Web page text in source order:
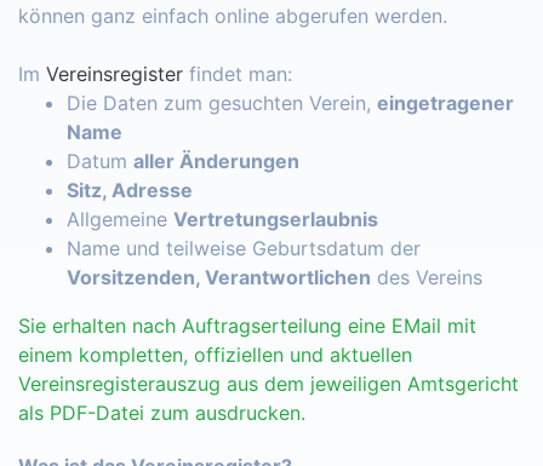
können ganz einfach online abgerufen werden.
Im Vereinsregister findet man:
Die Daten zum gesuchten Verein, eingetragener
Name
Datum aller Änderungen
Sitz, Adresse
Allgemeine Vertretungserlaubnis
Name und teilweise Geburtsdatum der
Vorsitzenden, Verantwortlichen des Vereins
Sie erhalten nach Auftragserteilung eine EMail mit
einem kompletten, offiziellen und aktuellen
Vereinsregisterauszug aus dem jeweiligen Amtsgericht
als PDF-Datei zum ausdrucken.